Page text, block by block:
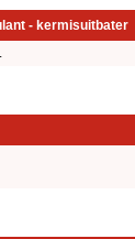
- kermisuitbater